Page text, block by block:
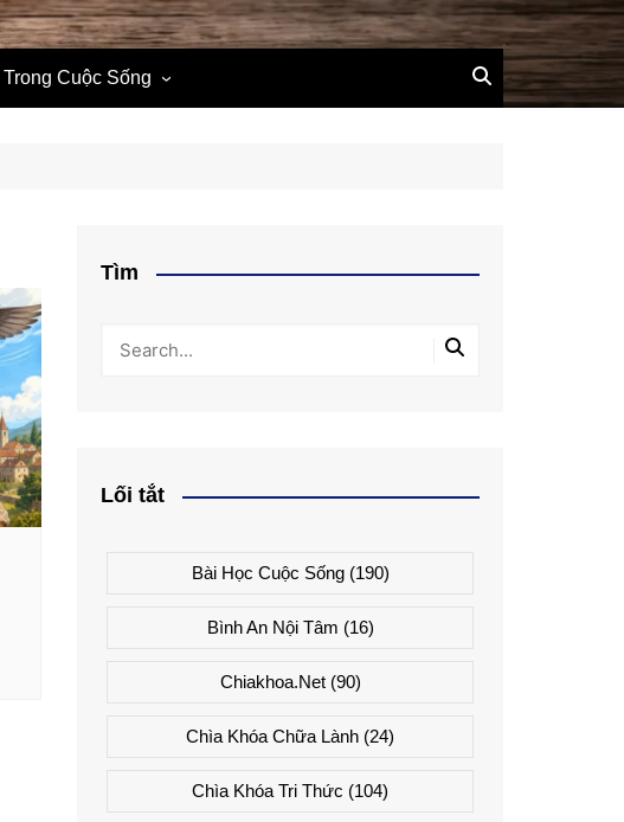
Cuộc Sống
Tìm
Lối tắt
Bài Học Cuộc Sống(190)
Bình An Nội Tâm (16)
Chiakhoa.net(90)
Chìa Khóa Chữa Lành (24)
Chìa Khóa Tri Thức (104)